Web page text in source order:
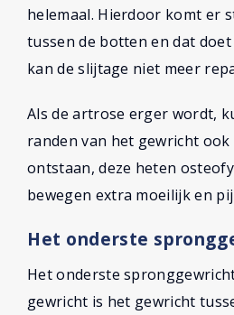
helemaal. Hierdoor komt er
tussen de botten en dat
kan de slijtage niet meer
Als de artrose erger wordt,
randen van het gewricht
ontstaan, deze heten
bewegen extra moeilijk en
Het onderste
Het onderste
gewricht is het gewricht